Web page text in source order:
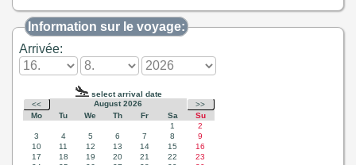
Information sur le voyage:
Arrivée: